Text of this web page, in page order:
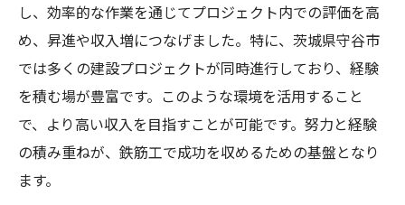
し、効率的な作業を通じてプロジェクト内での評価を高
め、昇進や収入増につなげました。特に、茨城県守谷市
では多くの建設プロジェクトが同時進行しており、経験
を積む場が豊富です。このような環境を活用すること
で、より高い収入を目指すことが可能です。努力と経験
の積み重ねが、鉄筋工で成功を収めるための基盤となり
ます。